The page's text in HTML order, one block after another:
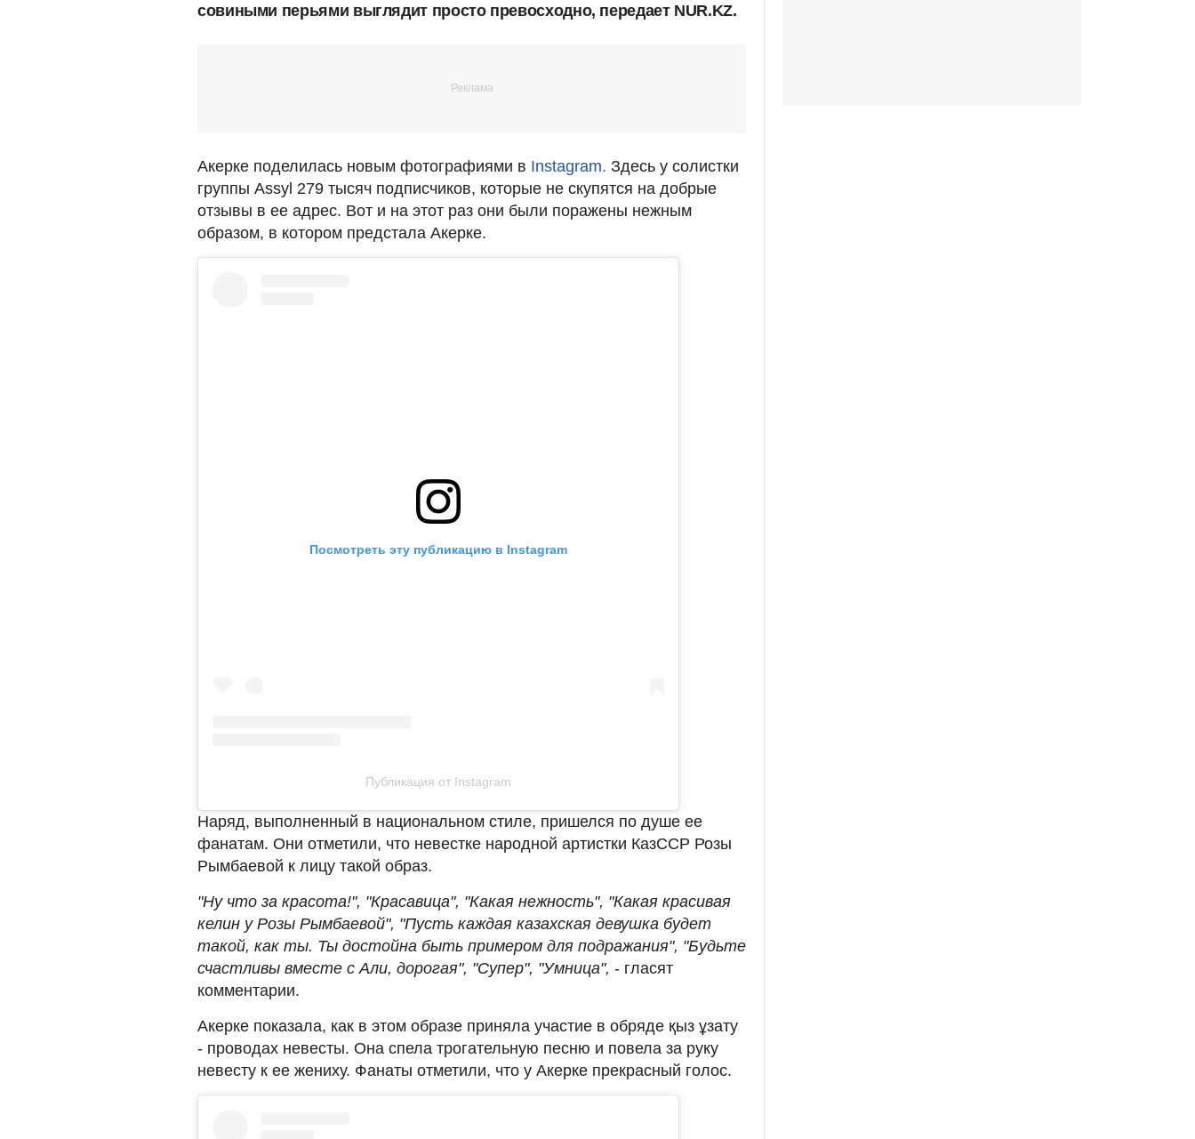
совиными перьями выглядит просто превосходно, передает NUR.KZ.
Акерке поделилась новым фотографиями в Instagram. Здесь у солистки
группы Assyl 279 тысяч подписчиков, которые не скупятся на добрые
отзывы в ее адрес. Вот и на этот раз они были поражены нежным
образом, в котором предстала Акерке.
Посмотреть эту публикацию в Instagram
Публикация от Instagram
Наряд, выполненный в национальном стиле, пришелся по душе ее
фанатам. Они отметили, что невестке народной артистки КазССР Розы
Рымбаевой к лицу такой образ.
"Ну что за красота!", "Красавица", "Какая нежность", "Какая красивая
келин у Розы Рымбаевой", "Пусть каждая казахская девушка будет
такой, как ты. Ты достойна быть примером для подражания", "Будьте
счастливы вместе с Али, дорогая", "Супер", "Умница", - гласят
комментарии.
Акерке показала, как в этом образе приняла участие в обряде қыз ұзату
- проводах невесты. Она спела трогательную песню и повела за руку
невесту к ее жениху. Фанаты отметили, что у Акерке прекрасный голос.